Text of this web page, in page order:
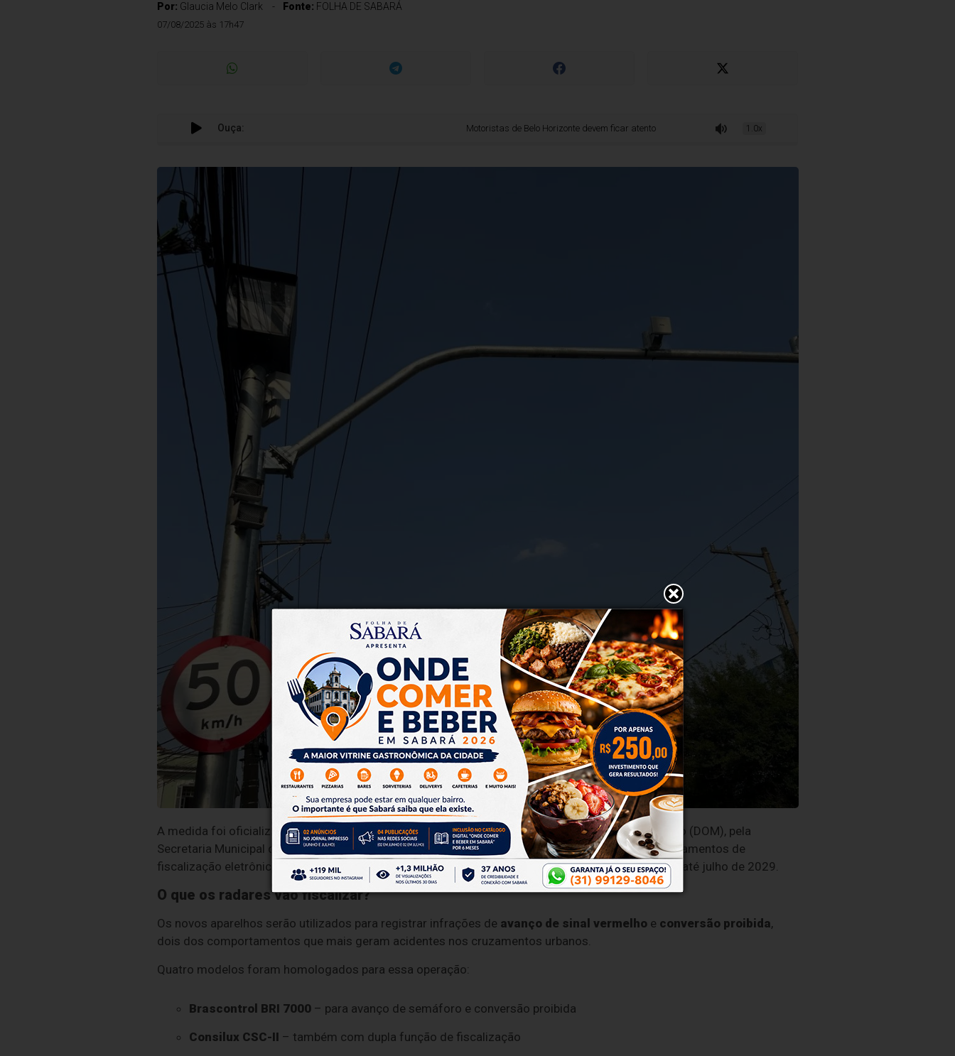
Por: Glaucia Melo Clark Fonte: FOLHA DE SABARÁ
07/08/2025 às 17h47
Ouça: Motoristas de Belo Horizonte devem ficar atentos: 22 novos radares de trânsito serão instalados em pontos estratégicos da capital
1.0x
A medida foi oficializada em portaria publicada nesta quinta-feira (7), no Diário Oficial do Município (DOM), pela
Secretaria Municipal de Mobilidade Urbana (SMMUR) e pela BHTrans. A instalação dos novos equipamentos de
fiscalização eletrônica faz parte do contrato firmado com o Consórcio Trânsito Seguro, que vai até julho de 2029.
O que os radares vão fiscalizar?
Os novos aparelhos serão utilizados para registrar infrações de avanço de sinal vermelhoe conversão proibida,
dois dos comportamentos que mais geram acidentes nos cruzamentos urbanos.
Quatro modelos foram homologados para essa operação:
Brascontrol BRI 7000– para avanço de semáforo e conversão proibida
Consilux CSC-II – também com dupla função de fiscalização